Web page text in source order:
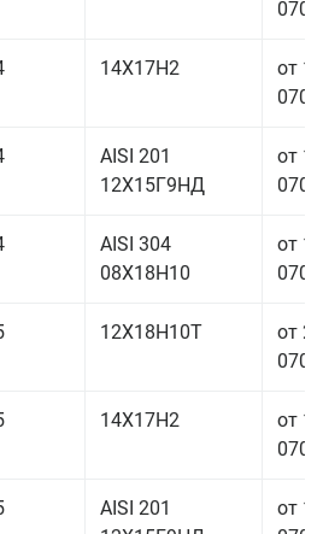
14Х17Н2
от
AISI 201
12Х15Г9НД
от
AISI 304
08Х18Н10
от
12Х18Н10Т
от
14Х17Н2
от
AISI 201
от